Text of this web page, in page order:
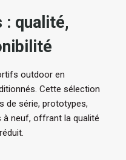
: qualité,
outdoor en
Cette sélection
de série, prototypes,
neuf, offrant la qualité